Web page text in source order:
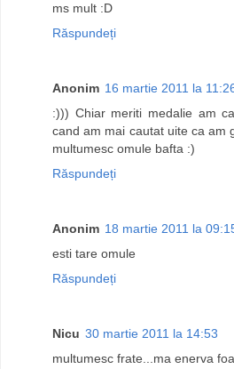
ms mult :D
Răspundeți
Anonim 16 martie 2011 la
:))) Chiar meriti medalie am
cand am mai cautat uite ca am
multumesc omule bafta :)
Răspundeți
Anonim 18 martie 2011 la
esti tare omule
Răspundeți
Nicu 30 martie 2011 la 14:53
multumesc frate...ma enerva